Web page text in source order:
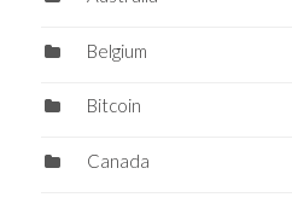
Belgium
Bitcoin
Canada